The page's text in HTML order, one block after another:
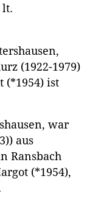
lt.
(1922-1979)
(*1954) ist
war
aus
Ransbach
(*1954),